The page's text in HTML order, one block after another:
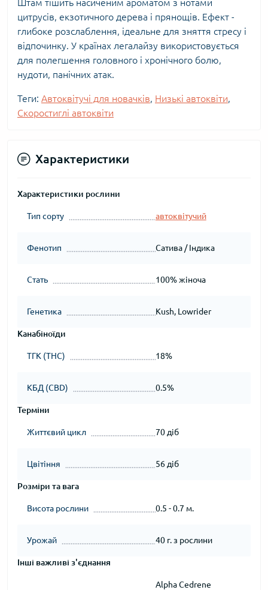
Штам тішить насиченим ароматом з нотами
цитрусів, екзотичного дерева і прянощів. Ефект -
глибоке розслаблення, ідеальне для зняття стресу і
відпочинку. У країнах легалайзу використовується
для полегшення головного і хронічного болю,
нудоти, панічних атак.
Теги: Автоквітучі для новачків, Низькі автоквіти,
Скоростиглі автоквіти
Характеристики
Характеристики рослини
Тип сорту автоквітучий
Фенотип Сатива / Індика
Стать 100% жіноча
Генетика Kush, Lowrider
Канабіноїди
ТГК (THC) 18%
КБД (CBD) 0.5%
Терміни
Життєвий цикл 70 діб
Цвітіння 56 діб
Розміри та вага
Висота рослини 0.5 - 0.7 м.
Урожай 40 г. з рослини
Інші важливі з'єднання
Alpha Cedrene